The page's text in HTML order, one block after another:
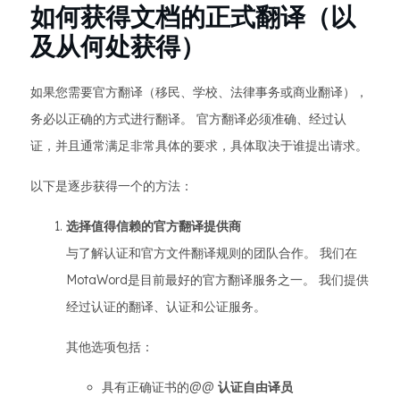
如何获得文档的正式翻译（以
及从何处获得）
如果您需要官方翻译（移民、学校、法律事务或商业翻译），
务必以正确的方式进行翻译。 官方翻译必须准确、经过认
证，并且通常满足非常具体的要求，具体取决于谁提出请求。
以下是逐步获得一个的方法：
选择值得信赖的官方翻译提供商
与了解认证和官方文件翻译规则的团队合作。 我们在
MotaWord是目前最好的官方翻译服务之一。 我们提供
经过认证的翻译、认证和公证服务。
其他选项包括：
具有正确证书的@@ 认证自由译员